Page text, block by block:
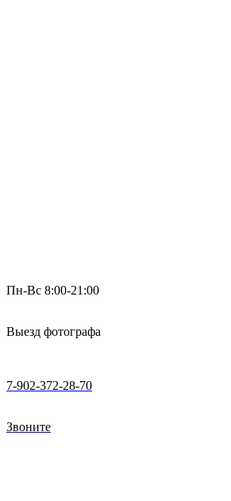
Пн-Вс 8:00-21:00
Выезд фотографа
7-902-372-28-70
Звоните